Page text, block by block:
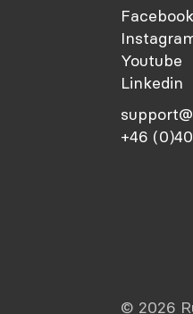
Facebook
Youtube
Linkedin
+46
© 2026